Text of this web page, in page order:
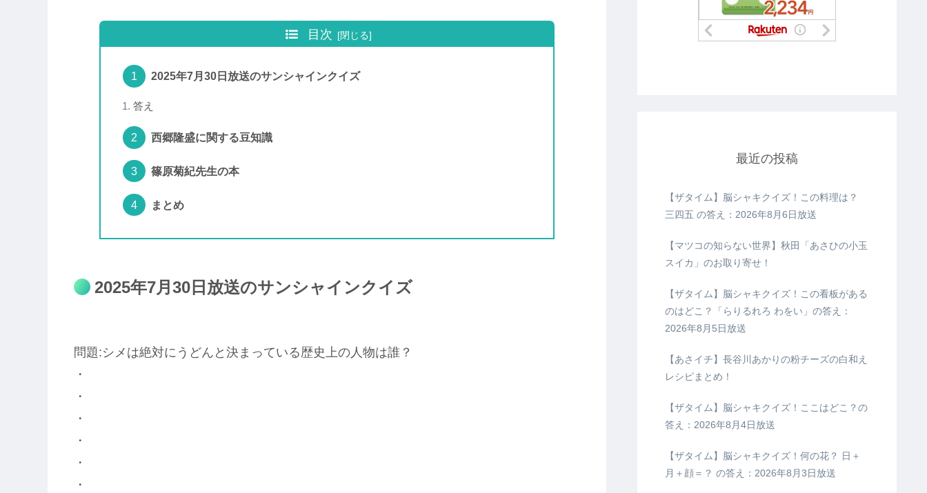
目次
2025年7月30日放送のサンシャインクイズ
答え
西郷隆盛に関する豆知識
篠原菊紀先生の本
まとめ
2025年7月30日放送のサンシャインクイズ
問題:シメは絶対にうどんと決まっている歴史上の人物は誰？
・
・
・
・
・
・
最近の投稿
【ザタイム】脳シャキクイズ！この料理は？
三四五 の答え：2026年8月6日放送
【マツコの知らない世界】秋田「あさひの小玉
スイカ」のお取り寄せ！
【ザタイム】脳シャキクイズ！この看板がある
のはどこ？「らりるれろ わをい」の答え：
2026年8月5日放送
【あさイチ】長谷川あかりの粉チーズの白和え
レシピまとめ！
【ザタイム】脳シャキクイズ！ここはどこ？の
答え：2026年8月4日放送
【ザタイム】脳シャキクイズ！何の花？ 日＋
月＋顔＝？ の答え：2026年8月3日放送